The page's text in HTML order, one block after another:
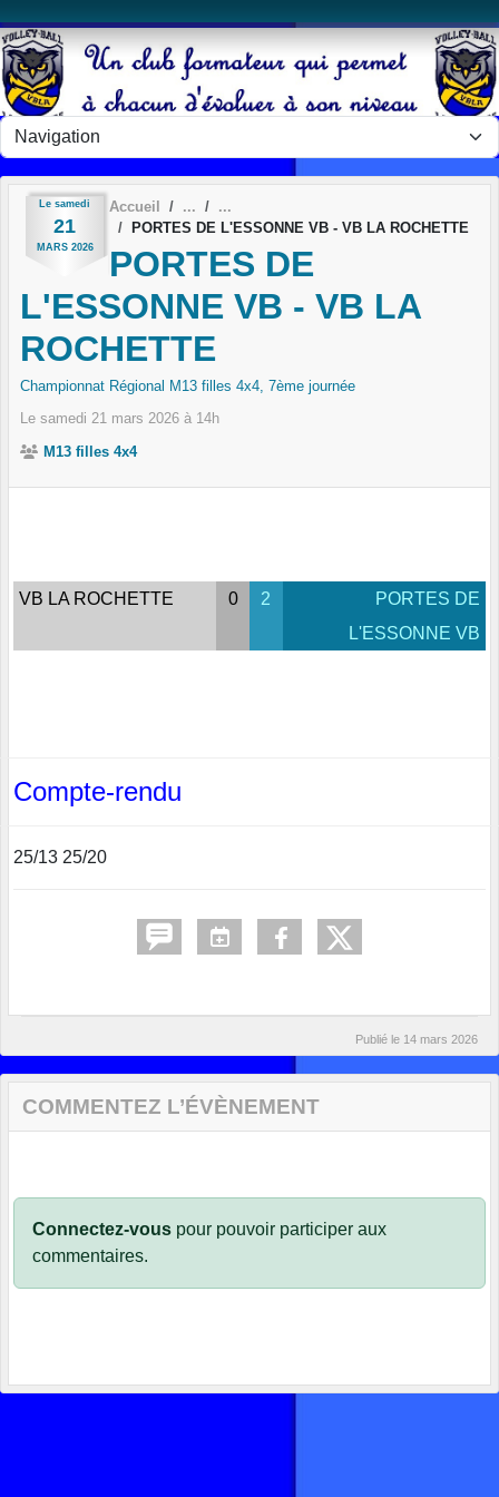
Le samedi
21
MARS 2026
Accueil
PORTES DE L'ESSONNE VB - VB LA ROCHETTE
PORTES DE
L'ESSONNE VB - VB LA
ROCHETTE
Championnat Régional M13 filles 4x4, 7ème journée
Le samedi 21 mars 2026 à 14h
M13 filles 4x4
VB LA ROCHETTE 0 2
PORTES DE
L'ESSONNE VB
Compte-rendu
25/13 25/20
Publié le 14 mars 2026
COMMENTEZ L’ÉVÈNEMENT
Connectez-vous pour pouvoir participer aux
commentaires.